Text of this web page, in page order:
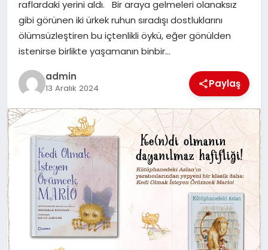
raflardaki yerini aldı. Bir araya gelmeleri olanaksız
gibi görünen iki ürkek ruhun sıradışı dostluklarını
ölümsüzleştiren bu içtenlikli öykü, eğer gönülden
istenirse birlikte yaşamanın binbir…
admin
13 Aralık 2024 Paylaş